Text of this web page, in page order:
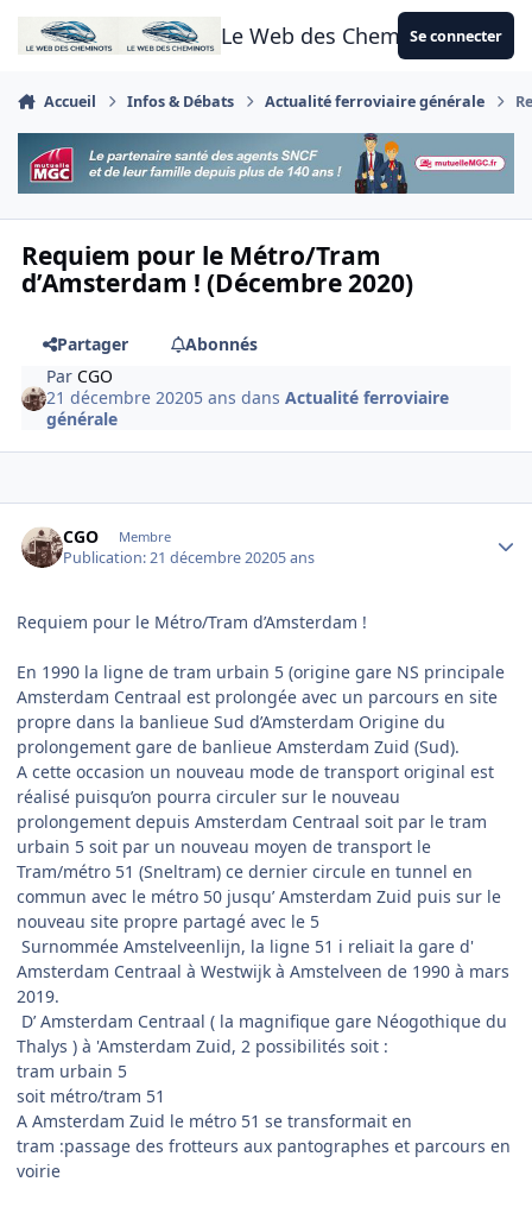
Aller au contenu
Le Web des CheminotsSe connecter
Accueil Infos & Débats Actualité ferroviaire générale
Requiem pour le Métro/Tram
d’Amsterdam ! (Décembre 2020)
Partager
Abonnés
ParCGO
21 décembre 20205 ans dansActualité ferroviaire
générale
CGO Membre
Publication:21 décembre 20205 ans
Requiem pour le Métro/Tram d’Amsterdam !
En 1990 la ligne de tram urbain 5 (origine gare NS principale
Amsterdam Centraal est prolongée avec un parcours en site
propre dans la banlieue Sud d’Amsterdam Origine du
prolongement gare de banlieue Amsterdam Zuid (Sud).
A cette occasion un nouveau mode de transport original est
réalisé puisqu’on pourra circuler sur le nouveau
prolongement depuis Amsterdam Centraal soit par le tram
urbain 5 soit par un nouveau moyen de transport le
Tram/métro 51 (Sneltram) ce dernier circule en tunnel en
commun avec le métro 50 jusqu’ Amsterdam Zuid puis sur le
nouveau site propre partagé avec le 5
Surnommée Amstelveenlijn, la ligne 51 i reliait la gare d'
Amsterdam Centraal à Westwijk à Amstelveen de 1990 à mars
2019.
D’ Amsterdam Centraal ( la magnifique gare Néogothique du
Thalys ) à 'Amsterdam Zuid, 2 possibilités soit :
tram urbain 5
soit métro/tram 51
A Amsterdam Zuid le métro 51 se transformait en
tram :passage des frotteurs aux pantographes et parcours en
voirie